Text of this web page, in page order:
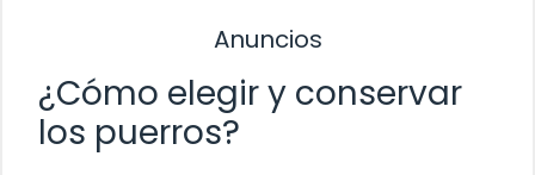
Anuncios
¿Cómo elegir y conservar
los puerros?